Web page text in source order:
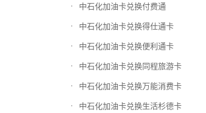
中石化加油卡兑换付费通
中石化加油卡兑换得仕通卡
中石化加油卡兑换便利通卡
中石化加油卡兑换同程旅游卡
中石化加油卡兑换万能消费卡
中石化加油卡兑换生活杉德卡